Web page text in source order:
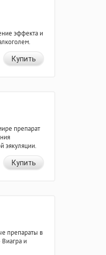
эффекта и
Купить
препарат
эякуляции.
Купить
препараты в
и